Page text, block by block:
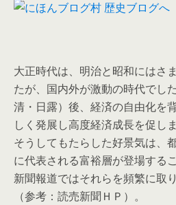
大正時代は、明治と昭和にはさ
たが、国内外が激動の時代でし
清・日露）後、経済の自由化を
しく発展し高度経済成長を促しま
そうしてもたらした好景気は、
に代表される富裕層が登場する
新聞報道ではそれらを頻繁に取
（参考：読売新聞ＨＰ）。